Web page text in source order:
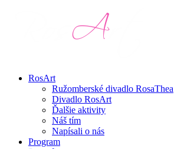
RosArt
Ružomberské divadlo RosaThea
Divadlo RosArt
Ďalšie aktivity
Náš tím
Napísali o nás
Program